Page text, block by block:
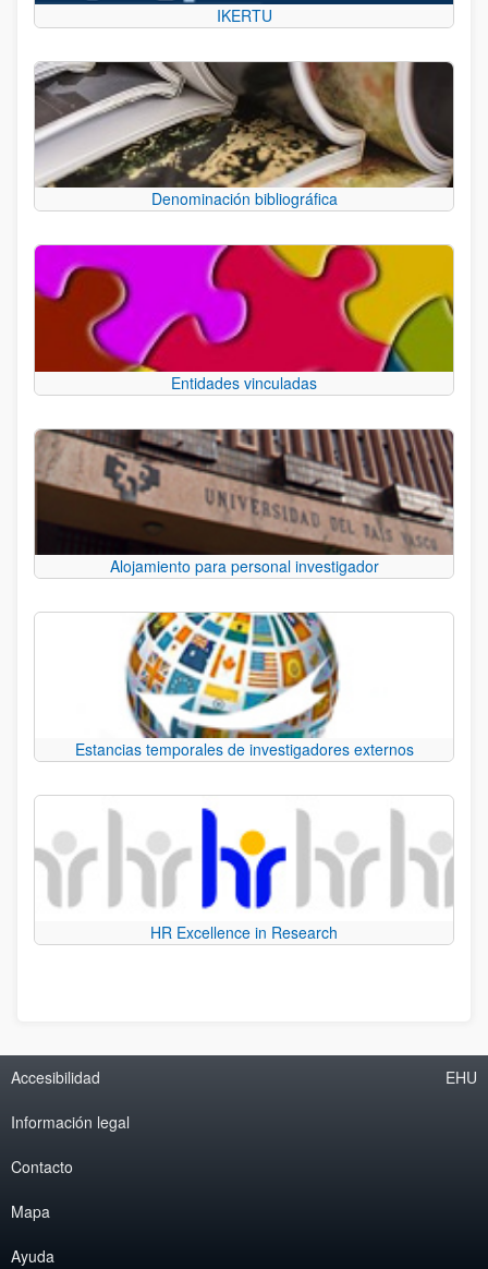
IKERTU
Denominación bibliográfica
Entidades vinculadas
Alojamiento para personal investigador
Estancias temporales de investigadores externos
HR Excellence in Research
Accesibilidad
Información legal
Contacto
Mapa
Ayuda
EHU